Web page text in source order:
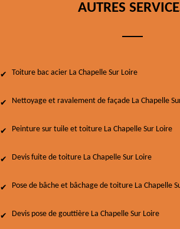
AUTRES
Toiture bac acier La Chapelle Sur Loire
Nettoyage et ravalement de façade La Chapelle
Peinture sur tuile et toiture La Chapelle Sur Loire
Devis fuite de toiture La Chapelle Sur Loire
Pose de bâche et bâchage de toiture La Chapelle
Devis pose de gouttière La Chapelle Sur Loire